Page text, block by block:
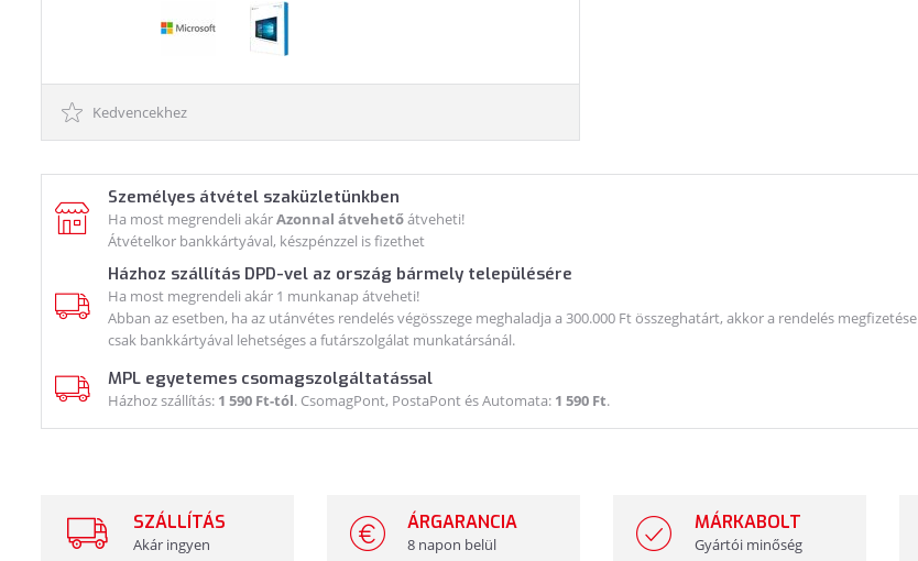
Kedvencekhez
Személyes átvétel szaküzletünkben
Ha most megrendeli akárAzonnal átvehetőátveheti!
Átvételkor bankkártyával, készpénzzel is fizethet
Házhoz szállítás DPD-vel az ország bármely településére
Ha most megrendeli akár 1 munkanap átveheti!
Abban az esetben, ha az utánvétes rendelés végösszege meghaladja a 300.000 Ft összeghatárt, akkor a rendelés megfizetése
csak bankkártyával lehetséges a futárszolgálat munkatársánál.
MPL egyetemes csomagszolgáltatással
Házhoz szállítás: 1 590 Ft-tól. CsomagPont, PostaPont és Automata: 1 590 Ft.
SZÁLLÍTÁS
Akár ingyen
ÁRGARANCIA
8 napon belül
MÁRKABOLT
Gyártói minőség